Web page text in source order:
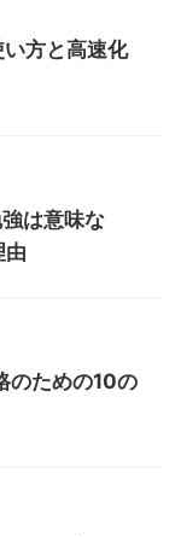
方と高速化
強は意味な
由
のための10の